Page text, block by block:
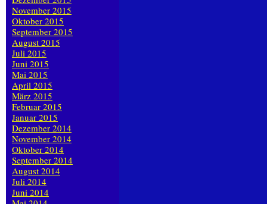
November 2015
Oktober 2015
September 2015
August 2015
Juli 2015
Juni 2015
Mai 2015
April 2015
März 2015
Februar 2015
Januar 2015
Dezember 2014
November 2014
Oktober 2014
September 2014
August 2014
Juli 2014
Juni 2014